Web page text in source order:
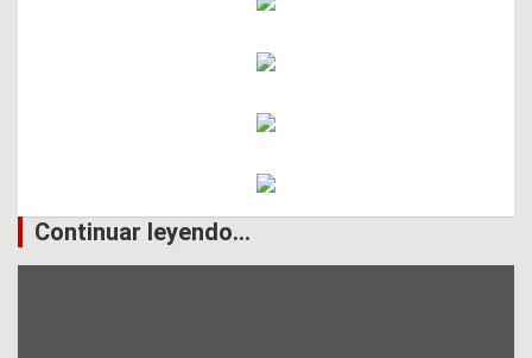
Continuar leyendo...